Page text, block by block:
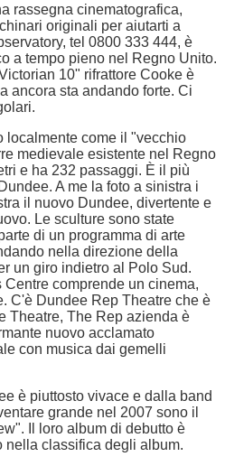
rassegna cinematografica,
originali per aiutarti a
tel 0800 333 444, è
a tempo pieno nel Regno Unito.
10" rifrattore Cooke è
ancora sta andando forte. Ci
localmente come il "vecchio
medievale esistente nel Regno
e ha 232 passaggi. È il più
A me la foto a sinistra i
il nuovo Dundee, divertente e
Le sculture sono state
di un programma di arte
nella direzione della
un giro indietro al Polo Sud.
comprende un cinema,
C'è Dundee Rep Theatre che è
Theatre, The Rep azienda è
nuovo acclamato
con musica dai gemelli
è piuttosto vivace e dalla band
grande nel 2007 sono il
Il loro album di debutto è
nella classifica degli album.